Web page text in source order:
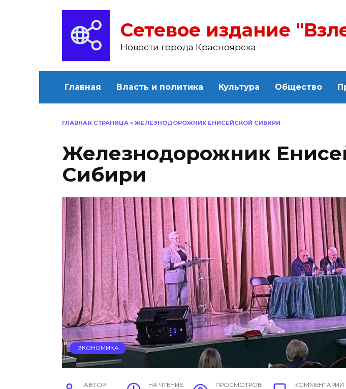
Сетевое издание
Новости города Красноярска
Главная Власть и политика Культура Общество
ГЛАВНАЯ СТРАНИЦА » ЖЕЛЕЗНОДОРОЖНИК ЕНИСЕЙСКОЙ СИБИРИ
Железнодорожник
Сибири
ЭКОНОМИКА
АВТОР НА ЧТЕНИЕ ПРОСМОТРОВ КОММЕНТАРИИ